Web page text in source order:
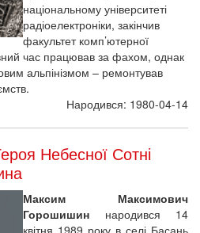
національному університеті
радіоелектроніки, закінчив
факультет комп’ютерної
час працював за фахом, однак
альпінізмом – ремонтував
Народився: 1980-04-14
Небесної Сотні
Максим Максимович
Горошишин народився 14
квітня 1989 року в селі Басань